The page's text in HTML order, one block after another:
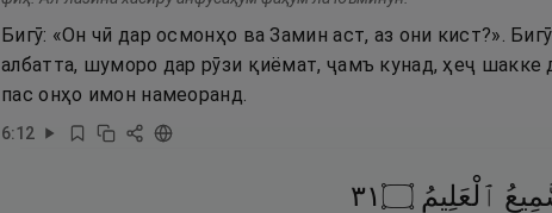
Бигӯ: «Он чӣ дар осмонҳо ва Замин аст, аз они кист?».
албатта, шуморо дар рӯзи қиёмат, ҷамъ кунад, ҳеҷ
пас онҳо имон намеоранд.
6:12
ٱلْعَلِيمُ ۝١٣